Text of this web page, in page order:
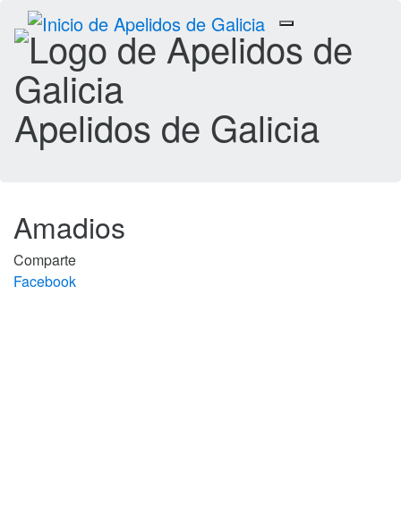
Toggle
navigation
Apelidos de Galicia
Amadios
Comparte
Facebook